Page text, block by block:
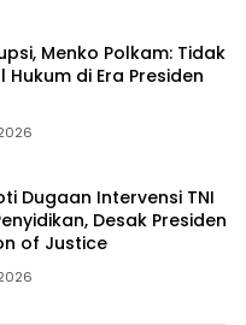
Menko Polkam: Tidak
di Era Presiden
Dugaan Intervensi TNI
Desak Presiden
of Justice